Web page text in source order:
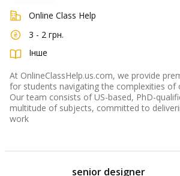
Online Class Help
3 - 2 грн.
Інше
At OnlineClassHelp.us.com, we provide
for students navigating the complexities of
Our team consists of US-based, PhD-
multitude of subjects, committed to
work
senior designer